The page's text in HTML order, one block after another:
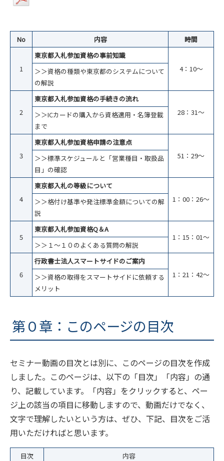
No 内容 時間
1
東京都入札参加資格の事前知識
4：10～
＞＞資格の種類や東京都のシステムについて
の解説
2
東京都入札参加資格の手続きの流れ
28：31～
＞＞ICカードの購入から資格適用・名簿登載
まで
3
東京都入札参加資格申請の注意点
51：29～
＞＞標準スケジュールと「営業種目・取扱品
目」の確認
4
東京都入札の等級について
1：00：26～
＞＞格付け基準や発注標準金額についての解
説
5
東京都入札参加資格Q＆A
1：15：01～
＞＞１～１０のよくある質問の解説
6
行政書士法人スマートサイドのご案内
1：21：42～
＞＞資格の取得をスマートサイドに依頼する
メリット
第０章：このページの目次
セミナー動画の目次とは別に、このページの目次を作成
しました。このページは、以下の「目次」「内容」の通
り、記載しています。「内容」をクリックすると、ペー
ジ上の該当の項目に移動しますので、動画だけでなく、
文字で理解したいという方は、ぜひ、下記、目次をご活
用いただければと思います。
目次
内容